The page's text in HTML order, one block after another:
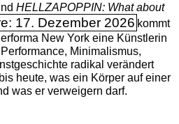
HELLZAPOPPIN: What about
17. Dezember 2026 kommt
New York eine Künstlerin
Minimalismus,
radikal verändert
heute, was ein Körper auf einer
was er verweigern darf.